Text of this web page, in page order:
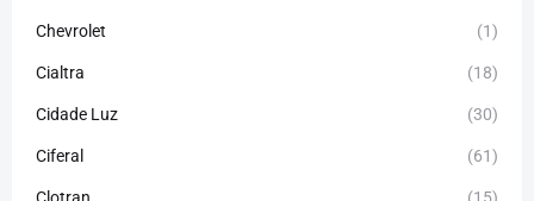
Chevrolet (1)
Cialtra (18)
Cidade Luz (30)
Ciferal (61)
Clotran (15)